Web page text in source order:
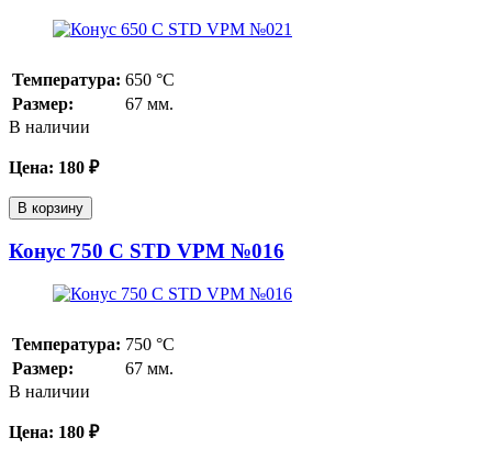
Температура: 650 °С
Размер:
67 мм.
В наличии
Цена: 180 ₽
В корзину
Конус 750 С STD VPM №016
Температура: 750 °С
Размер:
67 мм.
В наличии
Цена: 180 ₽